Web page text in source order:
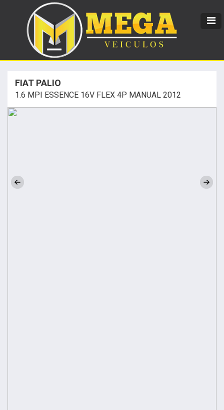
FIAT PALIO
1.6 MPI ESSENCE 16V FLEX 4P MANUAL 2012